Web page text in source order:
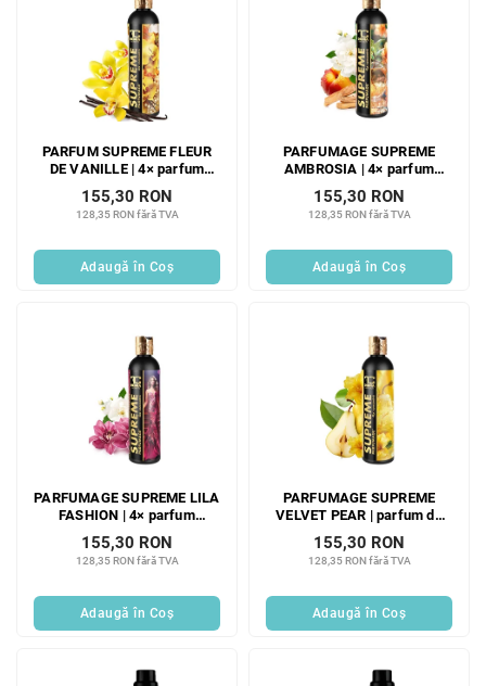
PARFUM SUPREME FLEUR
DE VANILLE | 4× parfum
concentrat pentru spălat |
300 ml | 60 spălări
128,35 RON fără TVA
155,30 RON
Adaugă în Coş
PARFUMAGE SUPREME
AMBROSIA | 4× parfum
concentrat pentru spălat |
300 ml | 60 spălări
128,35 RON fără TVA
155,30 RON
Adaugă în Coş
PARFUMAGE SUPREME LILA
FASHION | 4× parfum
ml | 60 spălări
128,35 RON fără TVA
155,30 RON
Adaugă în Coş
PARFUMAGE SUPREME
VELVET PEAR | parfum de
60 spălări
128,35 RON fără TVA
155,30 RON
Adaugă în Coş